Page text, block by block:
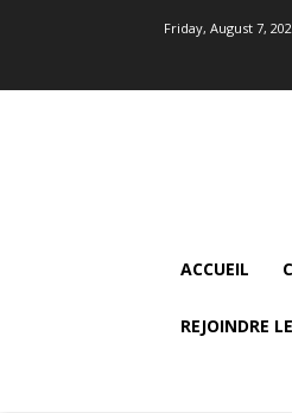
Friday, August 7,
ACCUEIL
REJOINDRE